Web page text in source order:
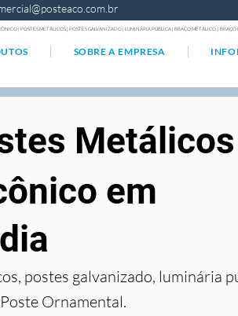
| POSTES METÁLICOS | POSTES GALVANIZADO | LUMINÁRIA PÚBLICA | BRAÇO METÁLICO |
SOBRE A EMPRESA
Metálicos
em
postes galvanizado, luminária
Ornamental.